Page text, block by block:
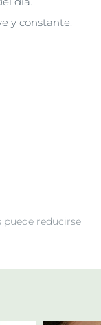
puede reducirse
y constante.